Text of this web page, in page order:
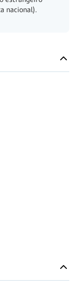
nacional).